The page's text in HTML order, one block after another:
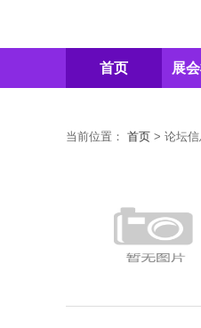
首页 展
当前位置： 首页 > 论坛